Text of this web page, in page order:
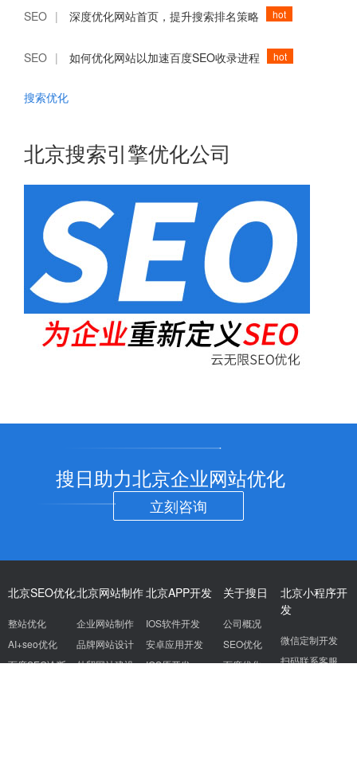
SEO | 深度优化网站首页，提升搜索排名策略 hot
SEO | 如何优化网站以加速百度SEO收录进程 hot
搜索优化
北京搜索引擎优化公司
搜日助力北京企业网站优化
立刻咨询
北京SEO优化
整站优化
AI+seo优化
百度SEO诊断
北京网站制作
企业网站制作
品牌网站设计
外贸网站建设
北京APP开发
IOS软件开发
安卓应用开发
IOS原开发
关于搜日
公司概况
SEO优化
百度优化
北京小程序开
发
微信定制开发
扫码联系客服